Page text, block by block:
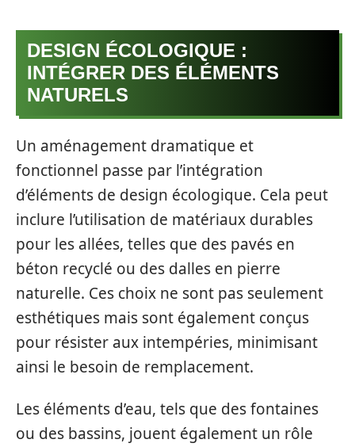
DESIGN ÉCOLOGIQUE :
INTÉGRER DES ÉLÉMENTS
NATURELS
Un aménagement dramatique et
fonctionnel passe par l’intégration
d’éléments de design écologique. Cela peut
inclure l’utilisation de matériaux durables
pour les allées, telles que des pavés en
béton recyclé ou des dalles en pierre
naturelle. Ces choix ne sont pas seulement
esthétiques mais sont également conçus
pour résister aux intempéries, minimisant
ainsi le besoin de remplacement.
Les éléments d’eau, tels que des fontaines
ou des bassins, jouent également un rôle